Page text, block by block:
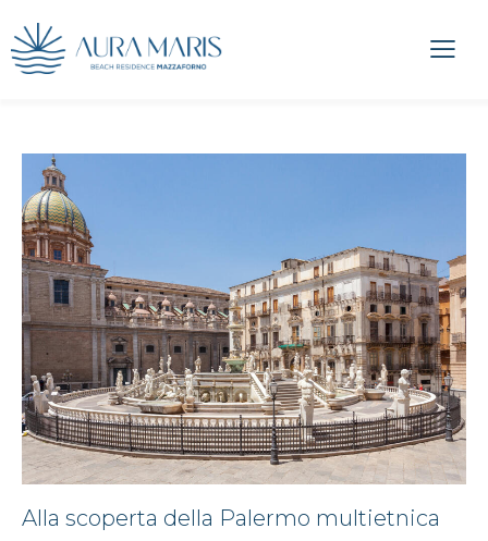
Alla scoperta della Palermo multietnica